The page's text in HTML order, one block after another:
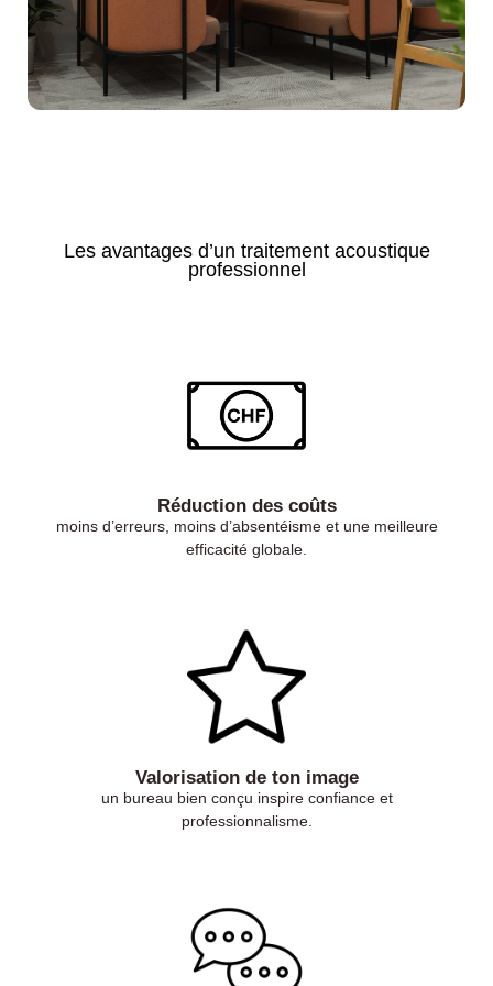
Voir la collection
Les avantages d’un traitement acoustique
professionnel
Valorisation de ton image
un bureau bien conçu inspire confiance et
professionnalisme.
Réduction des coûts
moins d’erreurs, moins d’absentéisme et une meilleure
efficacité globale.